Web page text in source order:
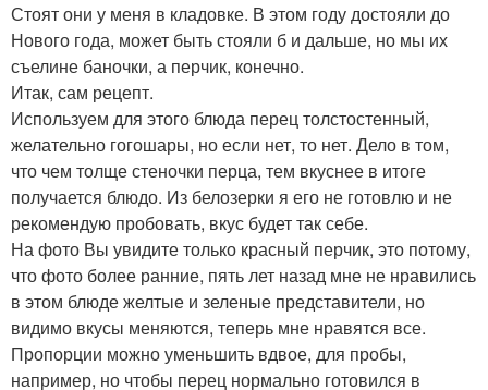
Стоят они у меня в кладовке. В этом году достояли до
Нового года, может быть стояли б и дальше, но мы их
съелине баночки, а перчик, конечно.
Итак, сам рецепт.
Используем для этого блюда перец толстостенный,
желательно гогошары, но если нет, то нет. Дело в том,
что чем толще стеночки перца, тем вкуснее в итоге
получается блюдо. Из белозерки я его не готовлю и не
рекомендую пробовать, вкус будет так себе.
На фото Вы увидите только красный перчик, это потому,
что фото более ранние, пять лет назад мне не нравились
в этом блюде желтые и зеленые представители, но
видимо вкусы меняются, теперь мне нравятся все.
Пропорции можно уменьшить вдвое, для пробы,
например, но чтобы перец нормально готовился в